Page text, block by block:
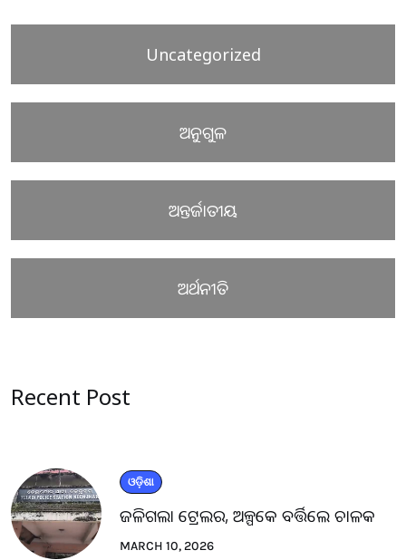
Uncategorized
ଅନୁଗୁଳ
ଅନ୍ତର୍ଜାତୀୟ
ଅର୍ଥନୀତି
Recent Post
ଓଡ଼ିଶା
ଜଳିଗଲା ଟ୍ରେଲର, ଅଳ୍ପକେ ବର୍ତ୍ତିଲେ ଚାଳକ
MARCH 10, 2026